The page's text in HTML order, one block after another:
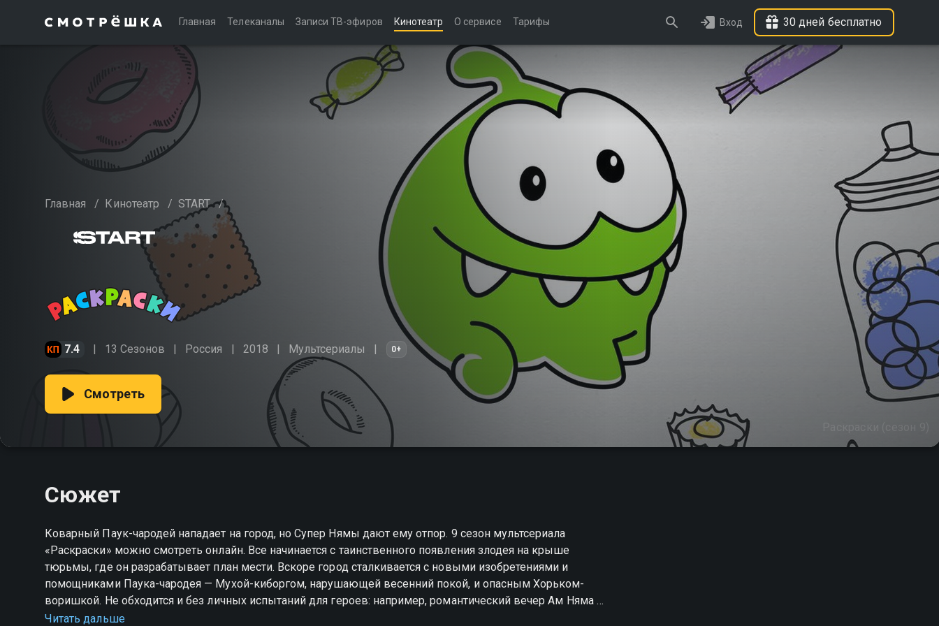
Главная Телеканалы Записи ТВ-эфиров Кинотеатр О сервисе Тарифы Вход 30 дней бесплатно
Главная / Кинотеатр / START /
7.4 13 Сезонов Россия 2018 Мультсериалы 0+
Смотреть
Сюжет
Коварный Паук-чародей нападает на город, но Супер Нямы дают ему отпор. 9 сезон мультсериала
«Раскраски» можно смотреть онлайн. Все начинается с таинственного появления злодея на крыше
тюрьмы, где он разрабатывает план мести. Вскоре город сталкивается с новыми изобретениями и
помощниками Паука-чародея — Мухой-киборгом, нарушающей весенний покой, и опасным Хорьком-
воришкой. Не обходится и без личных испытаний для героев: например, романтический вечер Ам Няма и
Ам Няши в луна-парке оказывается под угрозой из-за появления Свина-купидона. Параллельно Супер
Читать дальше